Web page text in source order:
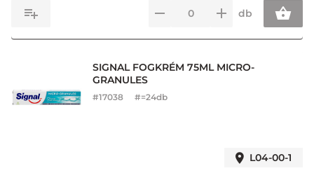
db
SIGNAL FOGKRÉM 75ML MICRO-
GRANULES
#17038 #=24db
L04-00-1